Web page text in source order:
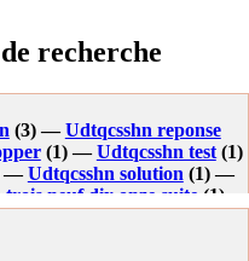
recherche
(3) —Udtqcsshn reponse
(1) —Udtqcsshn test(1)
—Udtqcsshn solution (1) —
trois neuf dix onze suite (1)